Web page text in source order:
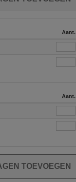
Aant.
Aant.